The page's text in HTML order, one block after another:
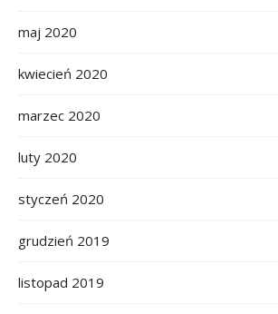
maj 2020
kwiecień 2020
marzec 2020
luty 2020
styczeń 2020
grudzień 2019
listopad 2019